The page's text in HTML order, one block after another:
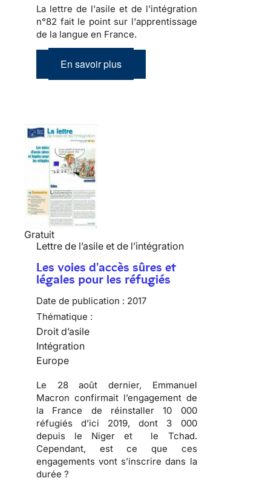
La lettre de l'asile et de l'intégration
n°82 fait le point sur l'apprentissage
de la langue en France.
En savoir plus
Gratuit
Lettre de l’asile et de l’intégration
Les voies d'accès sûres et
légales pour les réfugiés
Date de publication : 2017
Thématique :
Droit d’asile
Intégration
Europe
Le 28 août dernier, Emmanuel
Macron confirmait l’engagement de
la France de réinstaller 10 000
réfugiés d’ici 2019, dont 3 000
depuis le Niger et le Tchad.
Cependant, est ce que ces
engagements vont s’inscrire dans la
durée ?